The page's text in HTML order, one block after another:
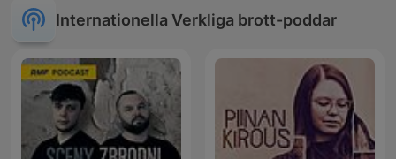
Internationella Verkliga brott-poddar